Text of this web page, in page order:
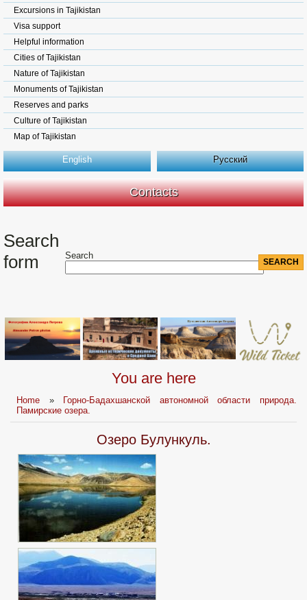
Excursions in Tajikistan
Visa support
Helpful information
Cities of Tajikistan
Nature of Tajikistan
Monuments of Tajikistan
Reserves and parks
Culture of Tajikistan
Map of Tajikistan
English Русский
Contacts
Search
form
Search
You are here
Home »
Горно-Бадахшанской автономной области природа.
Памирские озера.
Озеро Булункуль.